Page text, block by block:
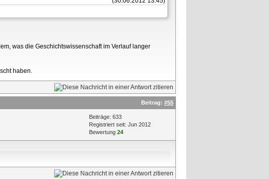
was die Geschichtswissenschaft im Verlauf langer
haben.
Beitrag: #55
Beiträge: 633
Registriert seit: Jun 2012
Bewertung 24